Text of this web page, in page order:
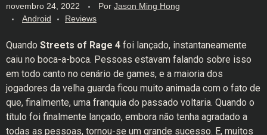
novembro 24, 2022 Por Jason Ming Hong
Android
Reviews
Quando Streets of Rage 4 foi lançado, instantaneamente
caiu no boca-a-boca. Pessoas estavam falando sobre isso
em todo canto no cenário de games, e a maioria dos
jogadores da velha guarda ficou muito animada com o fato de
que, finalmente, uma franquia do passado voltaria. Quando o
título foi finalmente lançado, embora não tenha agradado a
todas as pessoas, tornou-se um grande sucesso. E, muitos